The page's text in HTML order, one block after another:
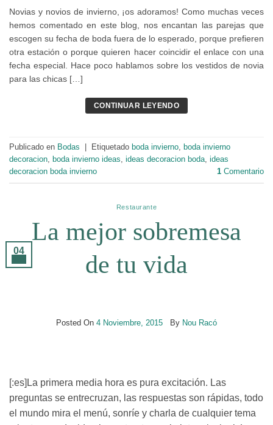
Novias y novios de invierno, ¡os adoramos! Como muchas veces
hemos comentado en este blog, nos encantan las parejas que
escogen su fecha de boda fuera de lo esperado, porque prefieren
otra estación o porque quieren hacer coincidir el enlace con una
fecha especial. Hace poco hablamos sobre los vestidos de novia
para las chicas […]
CONTINUAR LEYENDO
Publicado en Bodas Etiquetado boda invierno, boda invierno
decoracion, boda invierno ideas, ideas decoracion boda, ideas
decoracion boda invierno
1 Comentario
Restaurante
La mejor sobremesa
de tu vida
Posted On 4 Noviembre, 2015 By Nou Racó
04
[:es]La primera media hora es pura excitación. Las
preguntas se entrecruzan, las respuestas son rápidas, todo
el mundo mira el menú, sonríe y charla de cualquier tema